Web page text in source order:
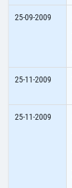
25-09-2009
25-11-2009
25-11-2009